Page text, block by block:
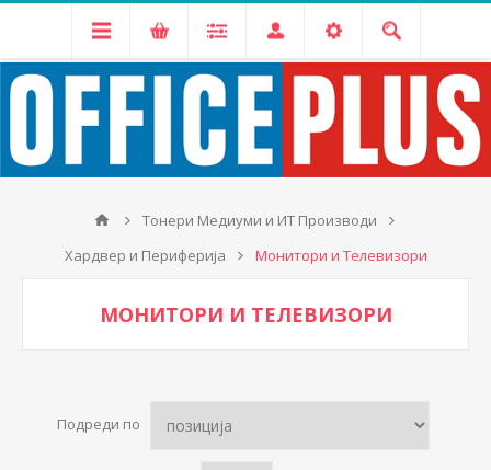
Тонери Медиуми и ИТ Производи
Хардвер и Периферија
Монитори и Телевизори
МОНИТОРИ И ТЕЛЕВИЗОРИ
Подреди по